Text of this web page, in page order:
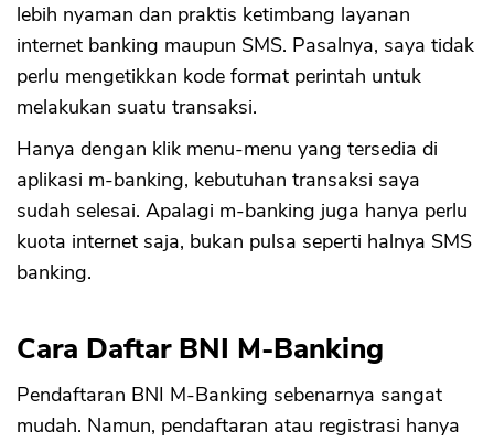
lebih nyaman dan praktis ketimbang layanan
internet banking maupun SMS. Pasalnya, saya tidak
perlu mengetikkan kode format perintah untuk
melakukan suatu transaksi.
Hanya dengan klik menu-menu yang tersedia di
aplikasi m-banking, kebutuhan transaksi saya
sudah selesai. Apalagi m-banking juga hanya perlu
kuota internet saja, bukan pulsa seperti halnya SMS
banking.
Cara Daftar BNI M-Banking
Pendaftaran BNI M-Banking sebenarnya sangat
mudah. Namun, pendaftaran atau registrasi hanya